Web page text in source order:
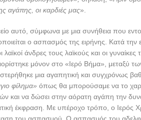
αγάπης, οι καρδιές μας».
αυτό, σύμφωνα με μια συνήθεια που
ο ασπασμός της ειρήνης. Κατά την
λαϊκοί άνδρες τους λαϊκούς και οι
μόνον στο «Ιερό Βήμα», μεταξύ
μια αγαπητική και συγχρόνως
φίλημα» όπως θα μπορούσαμε να το
και να δώσει στην αόρατη αγάπη την
έκφραση. Με υπέροχο τρόπο, ο Ιερός